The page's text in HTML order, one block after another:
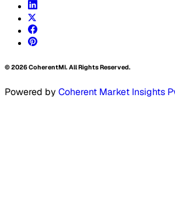
©2026CoherentMI. All Rights Reserved.
Powered by Coherent Market Insights